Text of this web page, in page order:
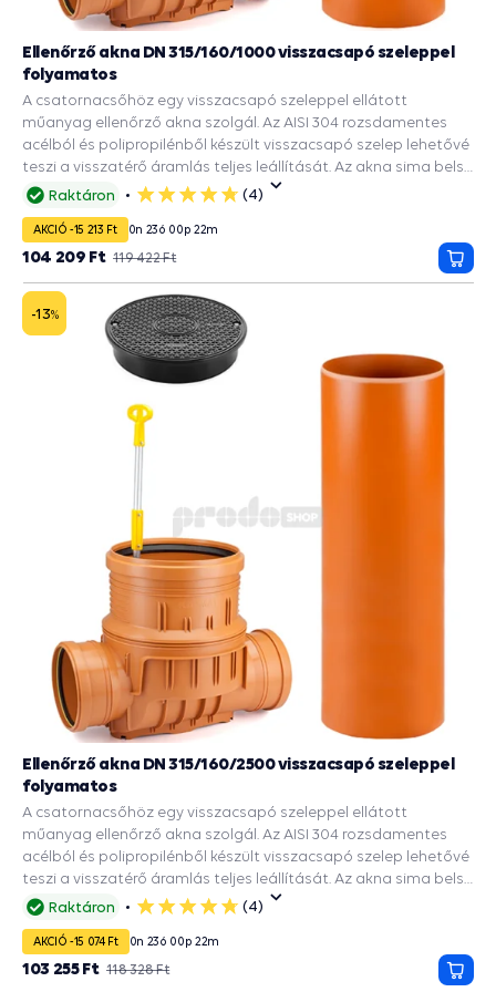
Raktáron
5
(4)
Ellenőrző akna DN 315/160/1000 visszacsapó szeleppel
folyamatos
A csatornacsőhöz egy visszacsapó szeleppel ellátott
műanyag ellenőrző akna szolgál. Az AISI 304 rozsdamentes
acélból és polipropilénből készült visszacsapó szelep lehetővé
teszi a visszatérő áramlás teljes leállítását. Az akna sima belső
felülete megakadályozza a cső belsejében lerakódott
épületekről. A DN 315 tengely bordázott alja 2 DN 160
bemenettel rendelkezik. Ez biztosítja a merevséget és a
talajnyomással szembeni ellenállást. A csomag tartalmaz
még egy DN 315-ös csatornacsõt és egy 2000 kg teherbírású
burkolatot. A kötések tömítettségét gumitömítések
AKCIÓ -15 213 Ft 0n 23ó 00p 21m
119 422 Ft
104 209 Ft
-13%
Raktáron
5
(4)
Ellenőrző akna DN 315/160/2500 visszacsapó szeleppel
folyamatos
A csatornacsőhöz egy visszacsapó szeleppel ellátott
műanyag ellenőrző akna szolgál. Az AISI 304 rozsdamentes
acélból és polipropilénből készült visszacsapó szelep lehetővé
teszi a visszatérő áramlás teljes leállítását. Az akna sima belső
felülete megakadályozza a cső belsejében lerakódott
épületekről. A DN 315 tengely bordázott alja 2 DN 160
bemenettel rendelkezik. Ez biztosítja a merevséget és a
AKCIÓ -15 074 Ft 0n 23ó 00p 21m
118 328 Ft
103 255 Ft